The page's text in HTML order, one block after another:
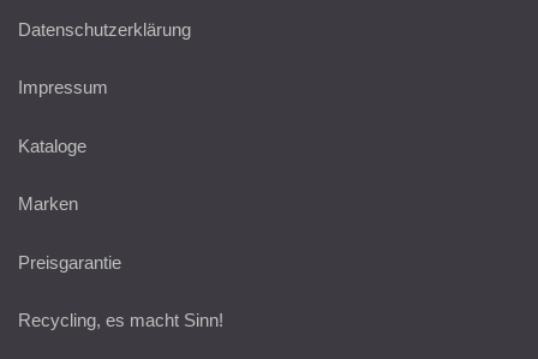
Datenschutzerklärung
Impressum
Kataloge
Marken
Preisgarantie
Recycling, es macht Sinn!